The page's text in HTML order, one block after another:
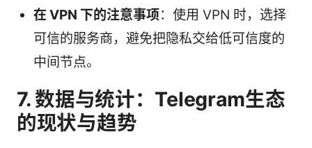
在 VPN 下的注意事项：使用 VPN 时，选择
可信的服务商，避免把隐私交给低可信度的
中间节点。
7. 数据与统计：Telegram生态
的现状与趋势